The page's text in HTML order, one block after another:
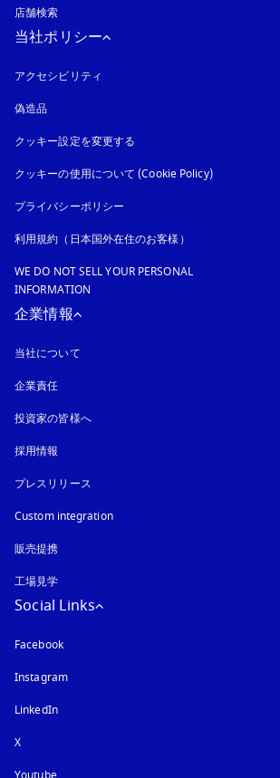
店舗検索
当社ポリシー
アクセシビリティ
偽造品
クッキー設定を変更する
クッキーの使用について (Cookie Policy)新しいタブに
プライバシーポリシー
利用規約（日本国外在住のお客様）
WE DO NOT SELL YOUR PERSONAL
INFORMATION
企業情報
当社について
企業責任
投資家の皆様へ
採用情報
プレスリリース
Custom integration
販売提携
工場見学
Social Links
Facebook
Instagram新しいタブに表示されます
LinkedIn
X